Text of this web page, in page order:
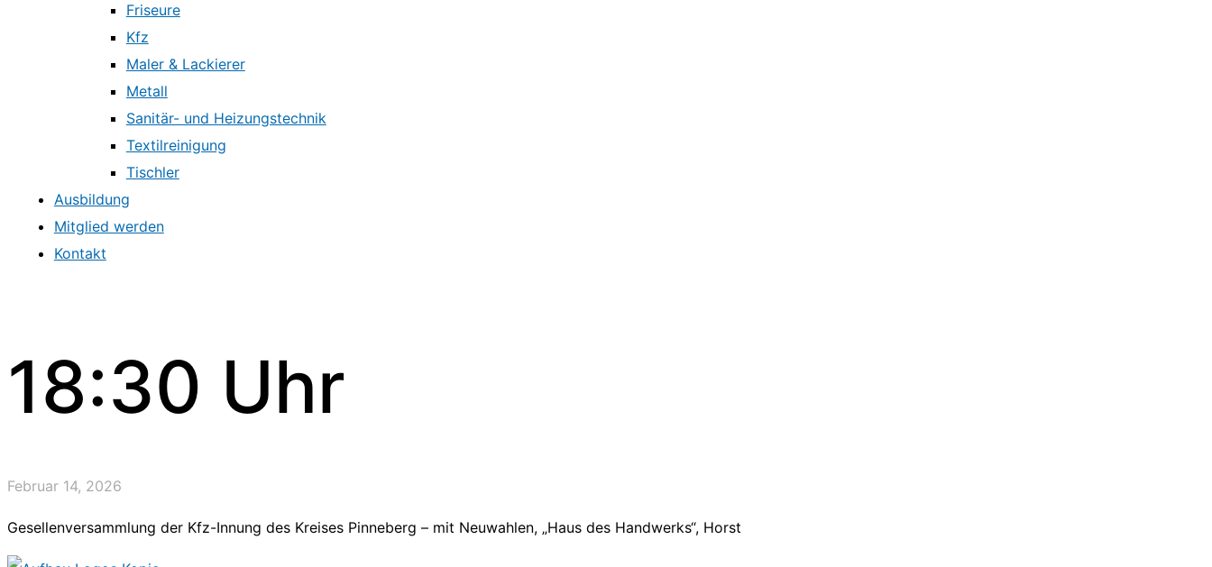
Friseure
Kfz
Maler & Lackierer
Metall
Sanitär- und Heizungstechnik
Textilreinigung
Tischler
Ausbildung
Mitglied werden
Kontakt
18:30 Uhr
Februar 14, 2026
Gesellenversammlung der Kfz-Innung des Kreises Pinneberg – mit Neuwahlen, „Haus des Handwerks“, Horst